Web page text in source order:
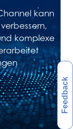
kann
komplexe
Feedback